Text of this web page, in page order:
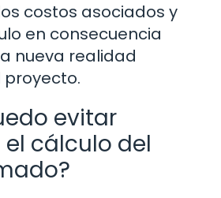
costos asociados y
en consecuencia
nueva realidad
evitar
el cálculo del